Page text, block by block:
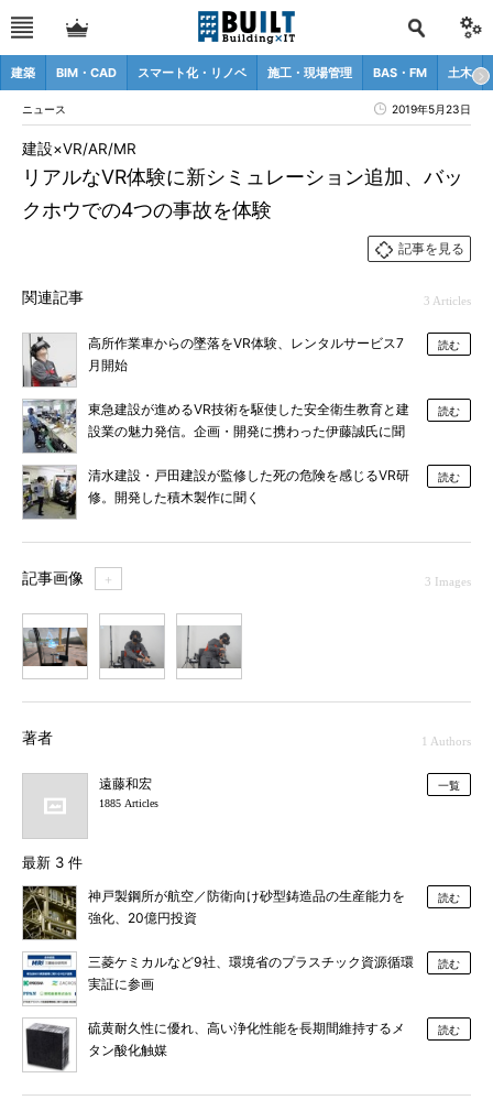
建築 BIM・CAD スマート化・リノベ 施工・現場管理 BAS・FM 土木
ニュース 2019年5月23日
リアルなVR体験に新シミュレーション追加、バッ
クホウでの4つの事故を体験
建設×VR/AR/MR
記事を見る
関連記事 3 Articles
高所作業車からの墜落をVR体験、レンタルサービス7
月開始
読む
東急建設が進めるVR技術を駆使した安全衛生教育と建
設業の魅力発信。企画・開発に携わった伊藤誠氏に聞
読む
清水建設・戸田建設が監修した死の危険を感じるVR研
修。開発した積木製作に聞く
読む
記事画像 ＋ 3 Images
著者 1 Authors
遠藤和宏
1885 Articles
一覧
最新 3 件
神戸製鋼所が航空／防衛向け砂型鋳造品の生産能力を
強化、20億円投資
読む
三菱ケミカルなど9社、環境省のプラスチック資源循環
実証に参画
読む
硫黄耐久性に優れ、高い浄化性能を長期間維持するメ
タン酸化触媒
読む